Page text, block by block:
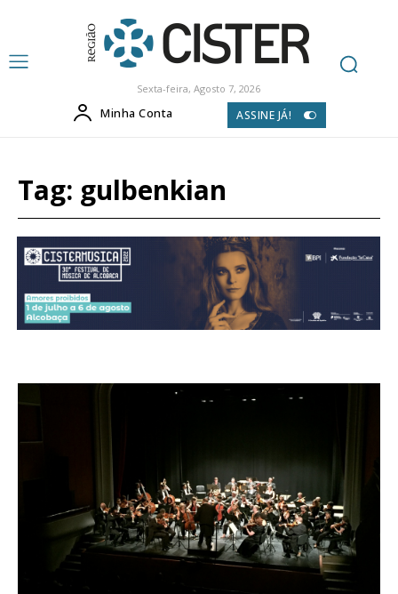
Sexta-feira, Agosto 7, 2026
Minha Conta ASSINE JÁ!
Tag: gulbenkian